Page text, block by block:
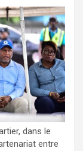
dans le
entre